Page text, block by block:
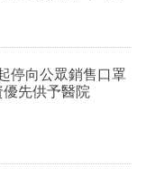
停向公眾銷售口罩
先供予醫院